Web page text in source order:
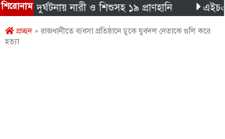
শিরোনাম
দুর্ঘটনায় নারী ও শিশুসহ ১৯ প্রাণহানি এইচএসসি
প্রচ্ছদ» রাজধানীতে ব্যবসা প্রতিষ্ঠানে ঢুকে যুবদল নেতাকে গুলি করে
হত্যা